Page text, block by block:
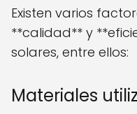
Existen varios
**calidad** y
solares, entre ellos:
Materiales